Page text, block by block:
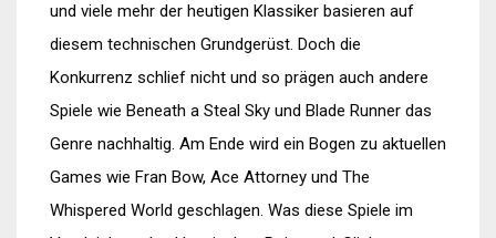
und viele mehr der heutigen Klassiker basieren auf
diesem technischen Grundgerüst. Doch die
Konkurrenz schlief nicht und so prägen auch andere
Spiele wie Beneath a Steal Sky und Blade Runner das
Genre nachhaltig. Am Ende wird ein Bogen zu aktuellen
Games wie Fran Bow, Ace Attorney und The
Whispered World geschlagen. Was diese Spiele im